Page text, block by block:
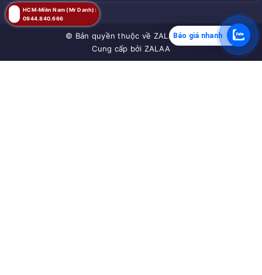
© Bản quyền thuộc về ZALAA JSC
Cung cấp bởi ZALAA
HCM-Miền Nam (Mr Danh):
0944.840.666
Báo giá nhanh